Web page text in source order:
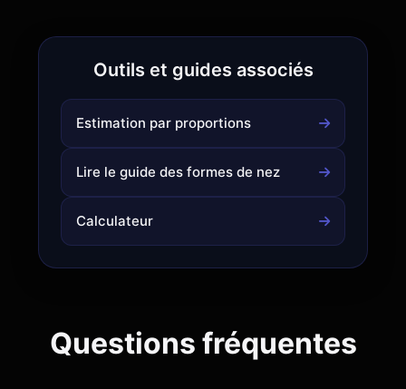
Outils et guides associés
Estimation par proportions
Lire le guide des formes de nez
Calculateur
Questions fréquentes